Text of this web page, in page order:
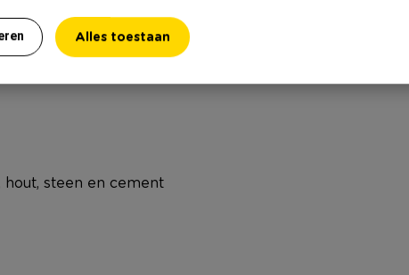
Alles toestaan
hout, steen en cement